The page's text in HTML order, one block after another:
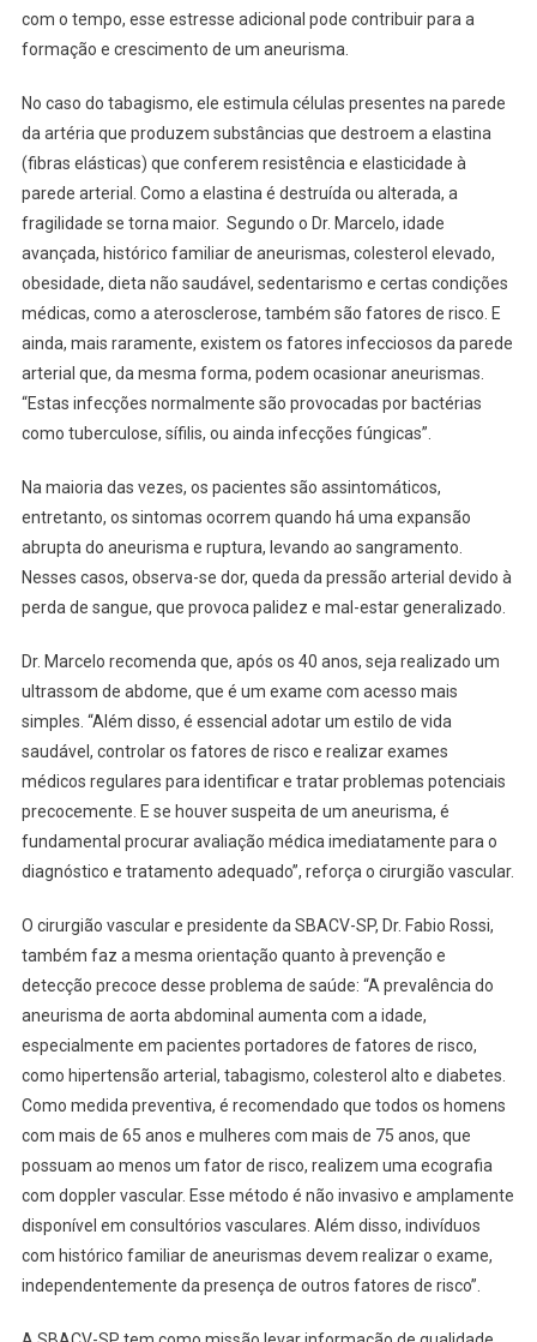
com o tempo, esse estresse adicional pode contribuir para a
formação e crescimento de um aneurisma.
No caso do tabagismo, ele estimula células presentes na parede
da artéria que produzem substâncias que destroem a elastina
(fibras elásticas) que conferem resistência e elasticidade à
parede arterial. Como a elastina é destruída ou alterada, a
fragilidade se torna maior. Segundo o Dr. Marcelo, idade
avançada, histórico familiar de aneurismas, colesterol elevado,
obesidade, dieta não saudável, sedentarismo e certas condições
médicas, como a aterosclerose, também são fatores de risco. E
ainda, mais raramente, existem os fatores infecciosos da parede
arterial que, da mesma forma, podem ocasionar aneurismas.
“Estas infecções normalmente são provocadas por bactérias
como tuberculose, sífilis, ou ainda infecções fúngicas”.
Na maioria das vezes, os pacientes são assintomáticos,
entretanto, os sintomas ocorrem quando há uma expansão
abrupta do aneurisma e ruptura, levando ao sangramento.
Nesses casos, observa-se dor, queda da pressão arterial devido à
perda de sangue, que provoca palidez e mal-estar generalizado.
Dr. Marcelo recomenda que, após os 40 anos, seja realizado um
ultrassom de abdome, que é um exame com acesso mais
simples. “Além disso, é essencial adotar um estilo de vida
saudável, controlar os fatores de risco e realizar exames
médicos regulares para identificar e tratar problemas potenciais
precocemente. E se houver suspeita de um aneurisma, é
fundamental procurar avaliação médica imediatamente para o
diagnóstico e tratamento adequado”, reforça o cirurgião vascular.
O cirurgião vascular e presidente da SBACV-SP, Dr. Fabio Rossi,
também faz a mesma orientação quanto à prevenção e
detecção precoce desse problema de saúde: “A prevalência do
aneurisma de aorta abdominal aumenta com a idade,
especialmente em pacientes portadores de fatores de risco,
como hipertensão arterial, tabagismo, colesterol alto e diabetes.
Como medida preventiva, é recomendado que todos os homens
com mais de 65 anos e mulheres com mais de 75 anos, que
possuam ao menos um fator de risco, realizem uma ecografia
com doppler vascular. Esse método é não invasivo e amplamente
disponível em consultórios vasculares. Além disso, indivíduos
com histórico familiar de aneurismas devem realizar o exame,
independentemente da presença de outros fatores de risco”.